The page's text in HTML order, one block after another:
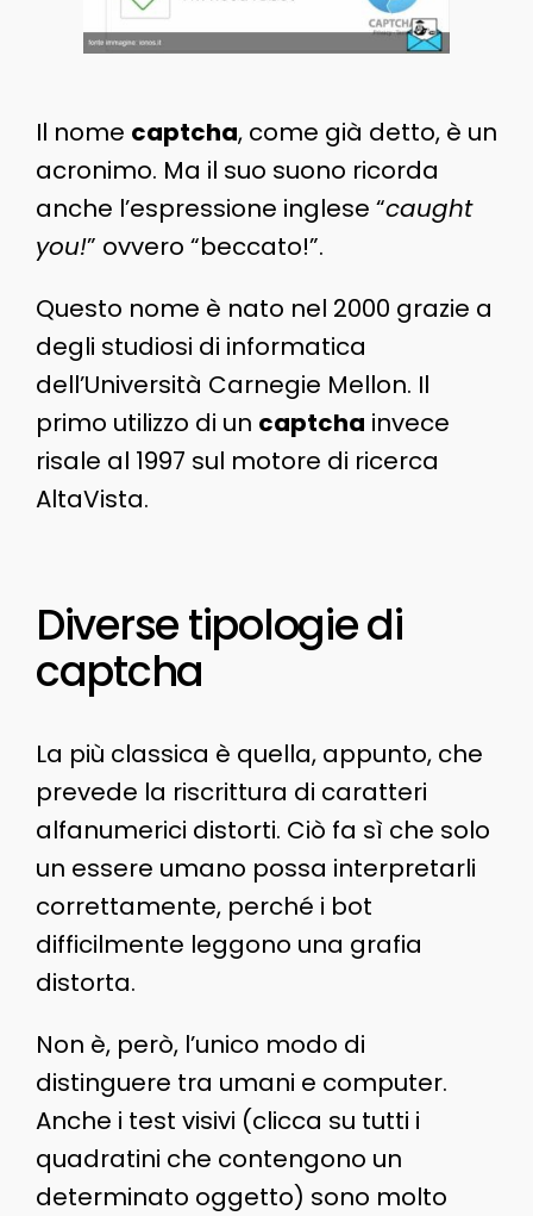
Il nome captcha, come già detto, è un
acronimo. Ma il suo suono ricorda
anche l’espressione inglese “caught
you!” ovvero “beccato!”.
Questo nome è nato nel 2000 grazie a
degli studiosi di informatica
dell’Università Carnegie Mellon. Il
primo utilizzo di un captcha invece
risale al 1997 sul motore di ricerca
AltaVista.
Diverse tipologie di
captcha
La più classica è quella, appunto, che
prevede la riscrittura di caratteri
alfanumerici distorti. Ciò fa sì che solo
un essere umano possa interpretarli
correttamente, perché i bot
difficilmente leggono una grafia
distorta.
Non è, però, l’unico modo di
distinguere tra umani e computer.
Anche i test visivi (clicca su tutti i
quadratini che contengono un
determinato oggetto) sono molto